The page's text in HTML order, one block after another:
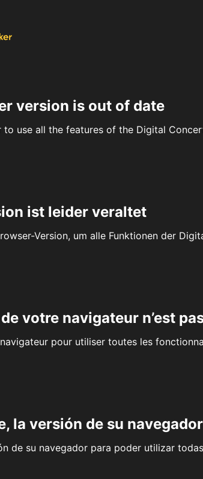
version is out of date
to use all the features of the Digital
ist leider veraltet
Version, um alle Funktionen der
votre navigateur n’est
pour utiliser toutes les
la versión de su
de su navegador para poder utilizar